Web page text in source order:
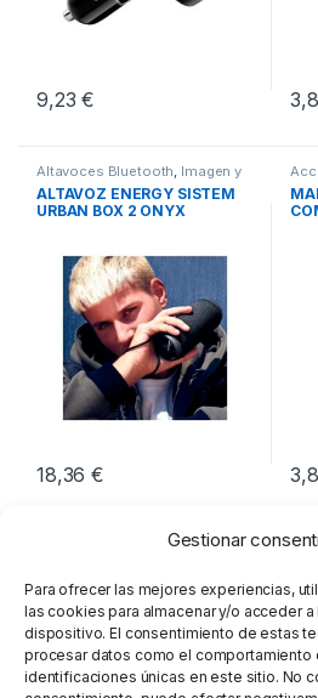
Gestionar
Para ofrecer las mejores experiencias,
las cookies para almacenar y/o acceder
dispositivo. El consentimiento de estas
procesar datos como el comportamiento
identificaciones únicas en este sitio. No
9,23€
Altavoces Bluetooth, Imagen y
Sonido,Sonido
ALTAVOZ ENERGY SISTEM
URBAN BOX 2 ONYX
18,36€